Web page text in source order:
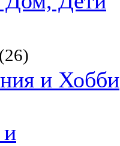
(26)
и Хобби